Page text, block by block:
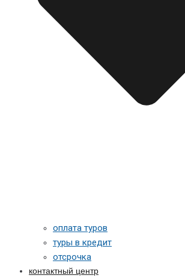
оплата туров
туры в кредит
отсрочка
контактный центр